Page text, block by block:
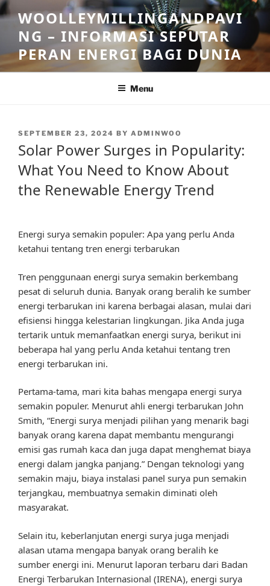
Skip
to
content
WOOLLEYMILLINGANDPAVI
NG – INFORMASI SEPUTAR
PERAN ENERGI BAGI DUNIA
Menu
POSTED
SEPTEMBER 23, 2024 BY ADMINWOO
Solar Power Surges in Popularity:
What You Need to Know About
the Renewable Energy Trend
Energi surya semakin populer: Apa yang perlu Anda
ketahui tentang tren energi terbarukan
Tren penggunaan energi surya semakin berkembang
pesat di seluruh dunia. Banyak orang beralih ke sumber
energi terbarukan ini karena berbagai alasan, mulai dari
efisiensi hingga kelestarian lingkungan. Jika Anda juga
tertarik untuk memanfaatkan energi surya, berikut ini
beberapa hal yang perlu Anda ketahui tentang tren
energi terbarukan ini.
Pertama-tama, mari kita bahas mengapa energi surya
semakin populer. Menurut ahli energi terbarukan John
Smith, “Energi surya menjadi pilihan yang menarik bagi
banyak orang karena dapat membantu mengurangi
emisi gas rumah kaca dan juga dapat menghemat biaya
energi dalam jangka panjang.” Dengan teknologi yang
semakin maju, biaya instalasi panel surya pun semakin
terjangkau, membuatnya semakin diminati oleh
masyarakat.
Selain itu, keberlanjutan energi surya juga menjadi
alasan utama mengapa banyak orang beralih ke
sumber energi ini. Menurut laporan terbaru dari Badan
Energi Terbarukan Internasional (IRENA), energi surya